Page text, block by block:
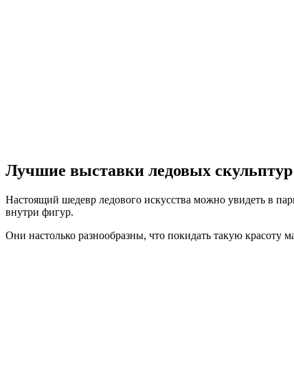
Лучшие выставки ледовых скульптур
Настоящий шедевр ледового искусства можно увидеть в
внутри фигур.
Они настолько разнообразны, что покидать такую